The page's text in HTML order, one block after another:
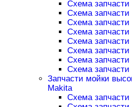
Схема запчасти
Схема запчасти
Схема запчасти
Схема запчасти
Схема запчасти
Схема запчасти
Схема
Схема
Запчасти мойки
Makita
Схема